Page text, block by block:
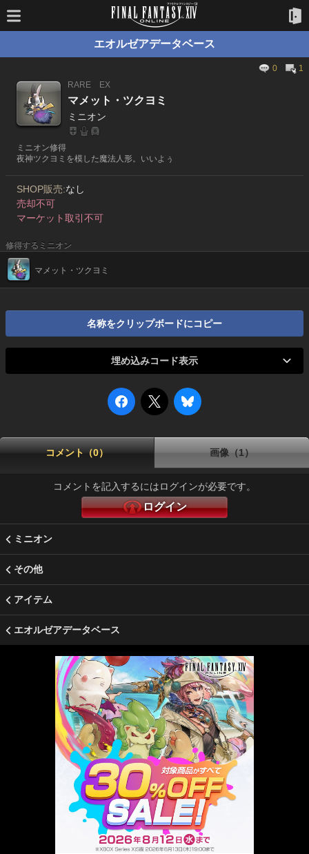
エオルゼアデータベース
0
1
RARE
EX
マメット・ツクヨミ
ミニオン
ミニオン修得
夜神ツクヨミを模した魔法人形。いいよぅ
SHOP販売:なし
売却不可
マーケット取引不可
修得するミニオン
マメット・ツクヨミ
名称をクリップボードにコピー
埋め込みコード表示
コメント（0） 画像（1）
コメントを記入するにはログインが必要です。
ログイン
ミニオン
その他
アイテム
エオルゼアデータベース